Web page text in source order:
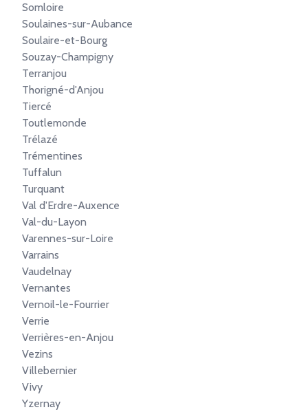
Somloire
Soulaines-sur-Aubance
Soulaire-et-Bourg
Souzay-Champigny
Terranjou
Thorigné-d'Anjou
Tiercé
Toutlemonde
Trélazé
Trémentines
Tuffalun
Turquant
Val d'Erdre-Auxence
Val-du-Layon
Varennes-sur-Loire
Varrains
Vaudelnay
Vernantes
Vernoil-le-Fourrier
Verrie
Verrières-en-Anjou
Vezins
Villebernier
Vivy
Yzernay